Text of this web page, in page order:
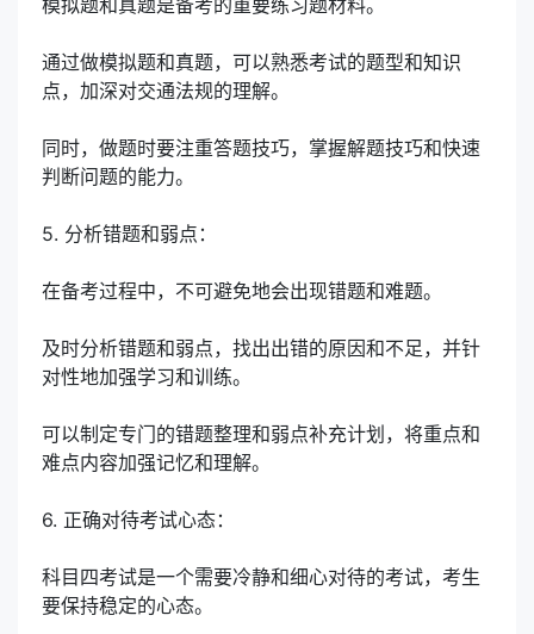
模拟题和真题是备考的重要练习题材料。
通过做模拟题和真题，可以熟悉考试的题型和知识
点，加深对交通法规的理解。
同时，做题时要注重答题技巧，掌握解题技巧和快速
判断问题的能力。
5. 分析错题和弱点：
在备考过程中，不可避免地会出现错题和难题。
及时分析错题和弱点，找出出错的原因和不足，并针
对性地加强学习和训练。
可以制定专门的错题整理和弱点补充计划，将重点和
难点内容加强记忆和理解。
6. 正确对待考试心态：
科目四考试是一个需要冷静和细心对待的考试，考生
要保持稳定的心态。